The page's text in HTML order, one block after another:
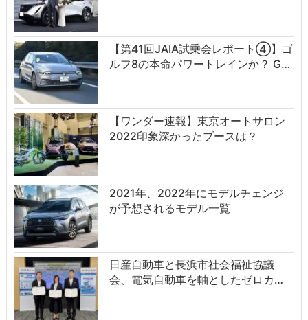
【第41回JAIA試乗会レポート④】ゴ
ルフ8の本命パワートレインか？ G…
【ワンダー速報】東京オートサロン
2022印象深かったブースは？
2021年、2022年にモデルチェンジ
が予想されるモデル一覧
日産自動車と長浜市社会福祉協議
会、電気自動車を軸としたゼロカ…